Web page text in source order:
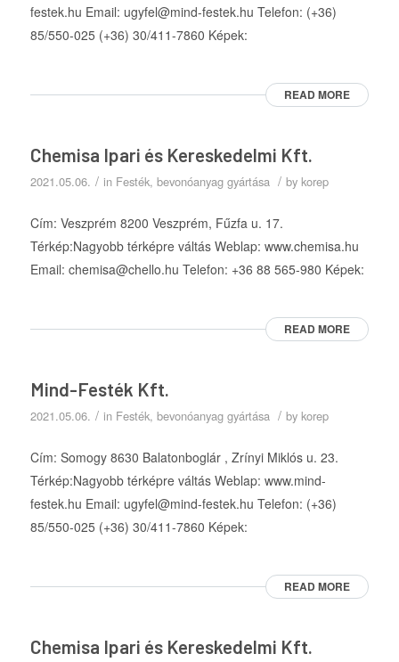
festek.hu Email: ugyfel@mind-festek.hu Telefon: (+36)
85/550-025 (+36) 30/411-7860 Képek:
READ MORE
Chemisa Ipari és Kereskedelmi Kft.
2021.05.06. / in Festék, bevonóanyag gyártása / by korep
Cím: Veszprém 8200 Veszprém, Fűzfa u. 17.
Térkép:Nagyobb térképre váltás Weblap: www.chemisa.hu
Email: chemisa@chello.hu Telefon: +36 88 565-980 Képek:
READ MORE
Mind-Festék Kft.
2021.05.06. / in Festék, bevonóanyag gyártása / by korep
Cím: Somogy 8630 Balatonboglár , Zrínyi Miklós u. 23.
Térkép:Nagyobb térképre váltás Weblap: www.mind-
festek.hu Email: ugyfel@mind-festek.hu Telefon: (+36)
85/550-025 (+36) 30/411-7860 Képek:
READ MORE
Chemisa Ipari és Kereskedelmi Kft.